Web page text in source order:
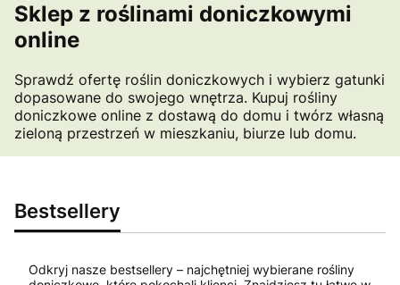
Sklep z roślinami doniczkowymi
online
Sprawdź ofertę roślin doniczkowych i wybierz gatunki
dopasowane do swojego wnętrza. Kupuj rośliny
doniczkowe online z dostawą do domu i twórz własną
zieloną przestrzeń w mieszkaniu, biurze lub domu.
Bestsellery
Odkryj nasze bestsellery – najchętniej wybierane rośliny